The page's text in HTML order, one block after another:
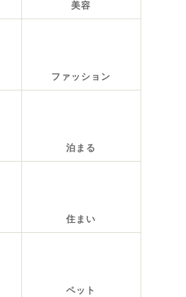
美容
ファッション
泊まる
住まい
ペット